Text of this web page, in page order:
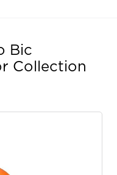
Bic
Collection